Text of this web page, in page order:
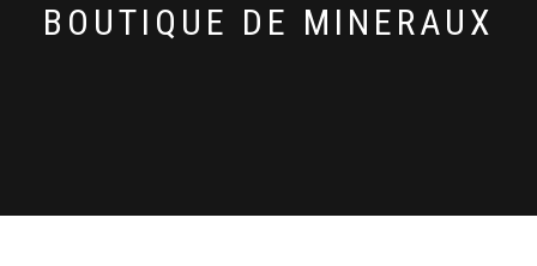
BOUTIQUE DE MINERAUX